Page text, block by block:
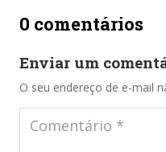
0 comentários
Enviar um
O seu endereço de e-mail